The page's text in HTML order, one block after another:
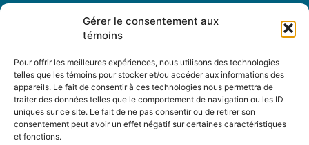
Gérer le consentement aux
témoins
Pour offrir les meilleures expériences, nous utilisons des technologies
telles que les témoins pour stocker et/ou accéder aux informations des
appareils. Le fait de consentir à ces technologies nous permettra de
traiter des données telles que le comportement de navigation ou les ID
uniques sur ce site. Le fait de ne pas consentir ou de retirer son
consentement peut avoir un effet négatif sur certaines caractéristiques
et fonctions.
Nous Suivre